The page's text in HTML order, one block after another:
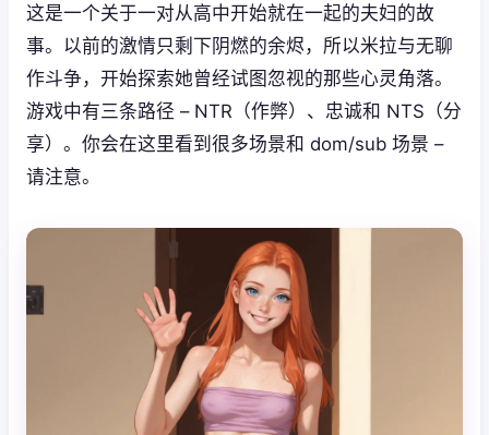
这是一个关于一对从高中开始就在一起的夫妇的故
事。以前的激情只剩下阴燃的余烬，所以米拉与无聊
作斗争，开始探索她曾经试图忽视的那些心灵角落。
游戏中有三条路径 – NTR（作弊）、忠诚和 NTS（分
享）。你会在这里看到很多场景和 dom/sub 场景 –
请注意。